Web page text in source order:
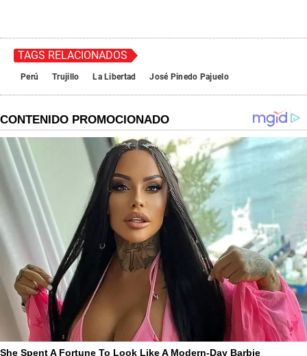
TAGS RELACIONADOS
Perú Trujillo La Libertad José Pinedo Pajuelo